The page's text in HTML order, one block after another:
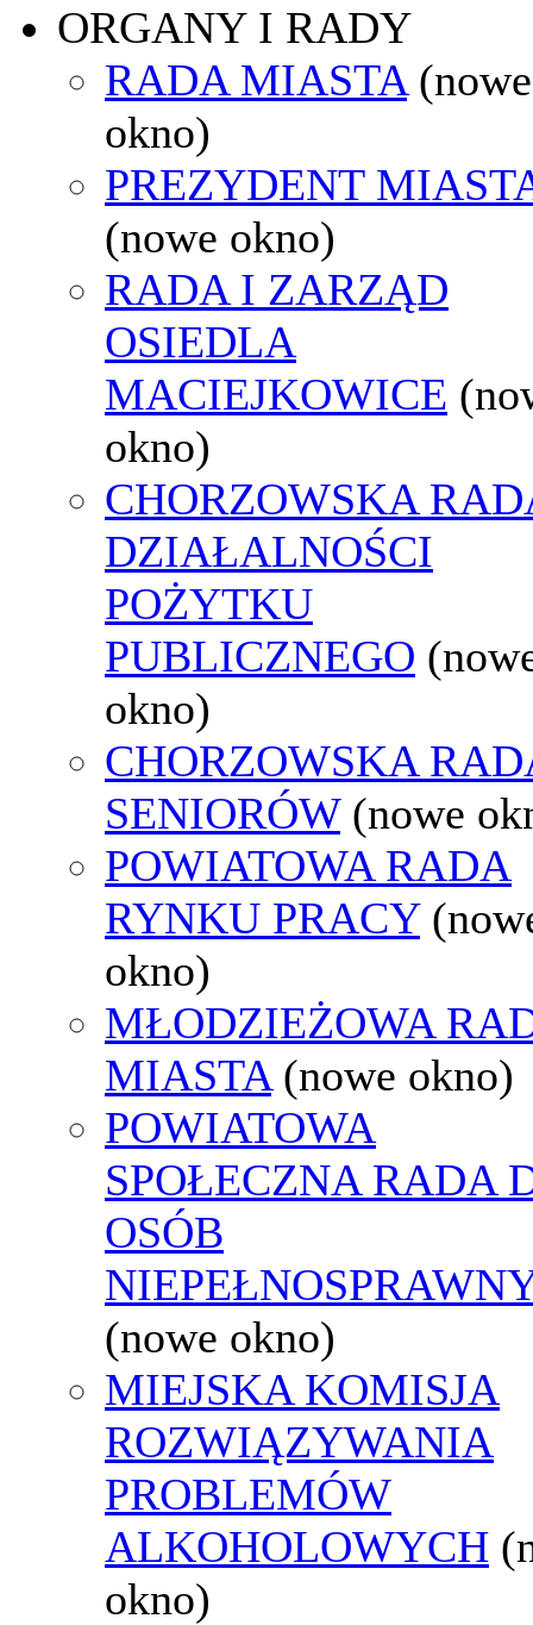
ORGANY I RADY
RADA MIASTA (nowe
okno)
PREZYDENT
(nowe okno)
RADA I ZARZĄD
OSIEDLA
MACIEJKOWICE
okno)
CHORZOWSKA
DZIAŁALNOŚCI
POŻYTKU
PUBLICZNEGO
okno)
CHORZOWSKA
SENIORÓW (nowe
POWIATOWA RADA
RYNKU PRACY
okno)
MŁODZIEŻOWA
MIASTA (nowe okno)
POWIATOWA
SPOŁECZNA RADA
OSÓB
(nowe okno)
MIEJSKA KOMISJA
ROZWIĄZYWANIA
PROBLEMÓW
ALKOHOLOWYCH
okno)